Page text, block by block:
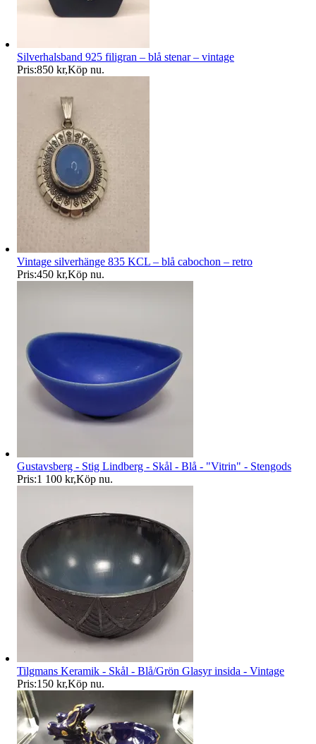
Silverhalsband 925 filigran – blå stenar – vintage
Pris:850 kr,Köp nu.
Vintage silverhänge 835 KCL – blå cabochon – retro
Pris:450 kr,Köp nu.
Gustavsberg - Stig Lindberg - Skål - Blå - "Vitrin" - Stengods
Pris:1 100 kr,Köp nu.
Tilgmans Keramik - Skål - Blå/Grön Glasyr insida - Vintage
Pris:150 kr,Köp nu.